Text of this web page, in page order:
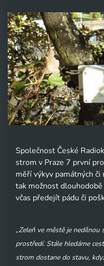
Společnost České
strom v Praze 7 první
měří výkyv památných
tak možnost
včas předejít pádu či
„Zeleň ve městě je
prostředí. Stále hledáme
strom dostane do stavu,